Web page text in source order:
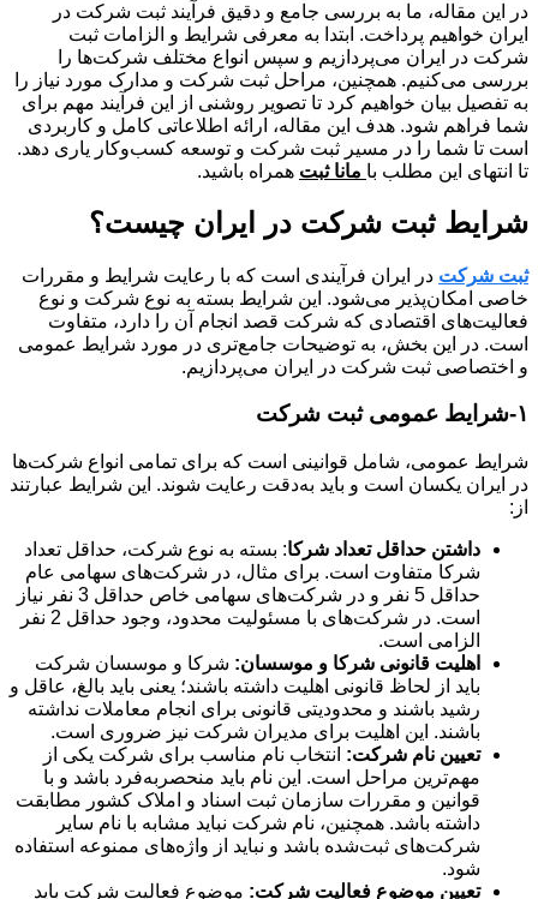
در این مقاله، ما به بررسی جامع و دقیق فرآیند ثبت شرکت در
ایران خواهیم پرداخت. ابتدا به معرفی شرایط و الزامات ثبت
شرکت در ایران می‌پردازیم و سپس انواع مختلف شرکت‌ها را
بررسی می‌کنیم. همچنین، مراحل ثبت شرکت و مدارک مورد نیاز را
به تفصیل بیان خواهیم کرد تا تصویر روشنی از این فرآیند مهم برای
شما فراهم شود. هدف این مقاله، ارائه اطلاعاتی کامل و کاربردی
است تا شما را در مسیر ثبت شرکت و توسعه کسب‌وکار یاری دهد.
تا انتهای این مطلب با مانا ثبت همراه باشید.
شرایط ثبت شرکت در ایران چیست؟
ثبت شرکت در ایران فرآیندی است که با رعایت شرایط و مقررات
خاصی امکان‌پذیر می‌شود. این شرایط بسته به نوع شرکت و نوع
فعالیت‌های اقتصادی که شرکت قصد انجام آن را دارد، متفاوت
است. در این بخش، به توضیحات جامع‌تری در مورد شرایط عمومی
و اختصاصی ثبت شرکت در ایران می‌پردازیم.
۱-شرایط عمومی ثبت شرکت
شرایط عمومی، شامل قوانینی است که برای تمامی انواع شرکت‌ها
در ایران یکسان است و باید به‌دقت رعایت شوند. این شرایط عبارتند
از:
داشتن حداقل تعداد شرکا: بسته به نوع شرکت، حداقل تعداد
شرکا متفاوت است. برای مثال، در شرکت‌های سهامی عام
حداقل 5 نفر و در شرکت‌های سهامی خاص حداقل 3 نفر نیاز
است. در شرکت‌های با مسئولیت محدود، وجود حداقل 2 نفر
الزامی است.
اهلیت قانونی شرکا و موسسان: شرکا و موسسان شرکت
باید از لحاظ قانونی اهلیت داشته باشند؛ یعنی باید بالغ، عاقل و
رشید باشند و محدودیتی قانونی برای انجام معاملات نداشته
باشند. این اهلیت برای مدیران شرکت نیز ضروری است.
تعیین نام شرکت: انتخاب نام مناسب برای شرکت یکی از
مهم‌ترین مراحل است. این نام باید منحصربه‌فرد باشد و با
قوانین و مقررات سازمان ثبت اسناد و املاک کشور مطابقت
داشته باشد. همچنین، نام شرکت نباید مشابه با نام سایر
شرکت‌های ثبت‌شده باشد و نباید از واژه‌های ممنوعه استفاده
شود.
تعیین موضوع فعالیت شرکت: موضوع فعالیت شرکت باید